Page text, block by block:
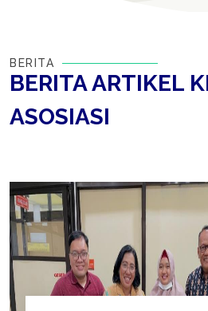
BERITA
BERITA ARTIKEL
ASOSIASI